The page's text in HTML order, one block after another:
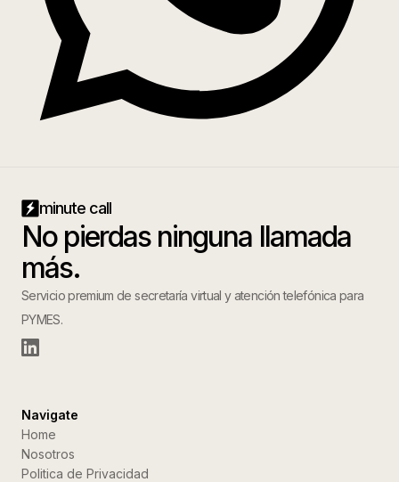
minute call
No pierdas ninguna llamada
más.
Servicio premium de secretaría virtual y atención telefónica para
PYMES.
Navigate
Home
Nosotros
Politica de Privacidad